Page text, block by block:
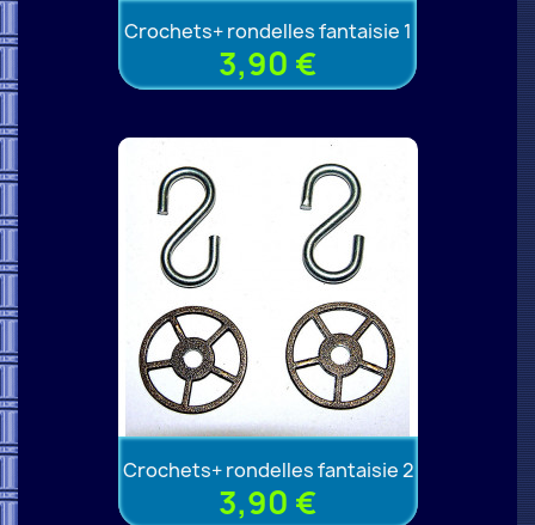
Crochets+ rondelles fantaisie 1
3,90 €
Crochets+ rondelles fantaisie 2
3,90 €